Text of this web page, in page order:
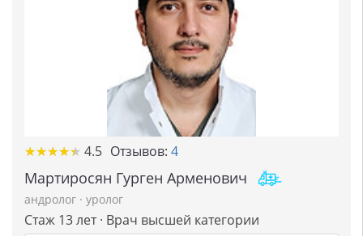
★★★★★
★★★★★ 4.5 Отзывов: 4
Мартиросян Гурген Арменович
андролог · уролог
Стаж 13 лет · Врач высшей категории